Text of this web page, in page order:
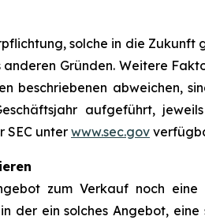
solche in die
Gründen. Weitere
beschriebenen abweichen,
aufgeführt,
SEC unter www.sec.gov
zum Verkauf noch
der ein solches Angebot,